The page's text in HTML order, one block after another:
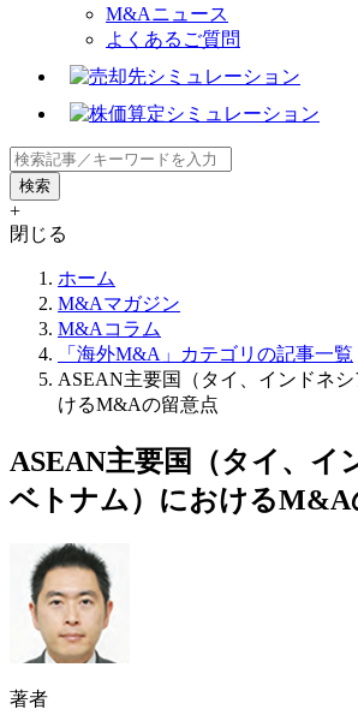
M&Aニュース
よくあるご質問
+
閉じる
ホーム
M&Aマガジン
M&Aコラム
「海外M&A」カテゴリの記事一覧
ASEAN主要国（タイ、インドネ
けるM&Aの留意点
ASEAN主要国（タイ、イ
ベトナム）におけるM&A
著者